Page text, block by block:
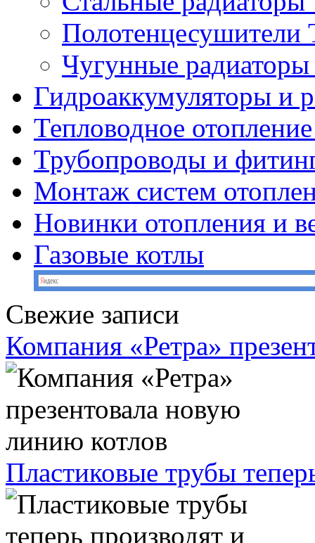
Чугунные
Гидроаккумуляторы и
Тепловодное
Трубопроводы и
Монтаж систем
Новинки отопления и
Газовые котлы
Свежие записи
Компания «Ретра»
Пластиковые трубы